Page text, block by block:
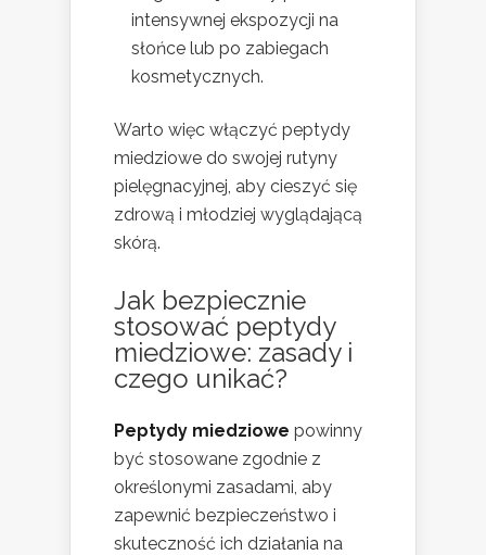
intensywnej ekspozycji na
słońce lub po zabiegach
kosmetycznych.
Warto więc włączyć peptydy
miedziowe do swojej rutyny
pielęgnacyjnej, aby cieszyć się
zdrową i młodziej wyglądającą
skórą.
Jak bezpiecznie
stosować peptydy
miedziowe: zasady i
czego unikać?
Peptydy miedziowe powinny
być stosowane zgodnie z
określonymi zasadami, aby
zapewnić bezpieczeństwo i
skuteczność ich działania na